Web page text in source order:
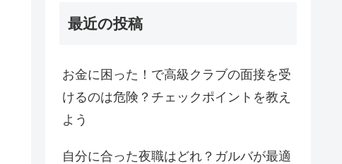
最近の投稿
お金に困った！で高級クラブの面接を受
けるのは危険？チェックポイントを教え
よう
自分に合った夜職はどれ？ガルバが最適